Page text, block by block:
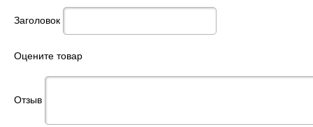
Заголовок
Оцените товар
Отзыв